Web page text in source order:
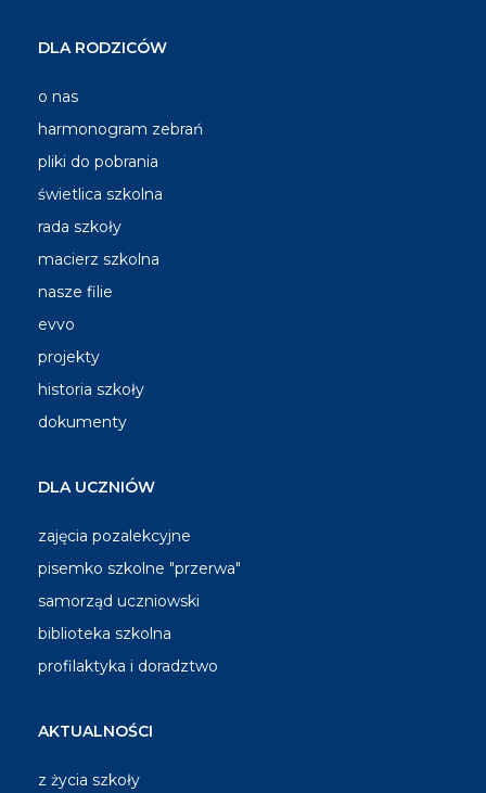
DLA RODZICÓW
o nas
harmonogram zebrań
pliki do pobrania
świetlica szkolna
rada szkoły
macierz szkolna
nasze filie
evvo
projekty
historia szkoły
dokumenty
DLA UCZNIÓW
zajęcia pozalekcyjne
pisemko szkolne "przerwa"
samorząd uczniowski
biblioteka szkolna
profilaktyka i doradztwo
AKTUALNOŚCI
z życia szkoły